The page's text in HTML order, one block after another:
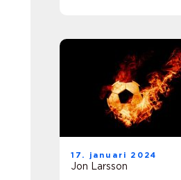
17. januari 2024
Jon Larsson